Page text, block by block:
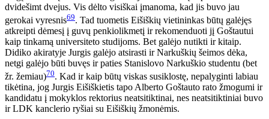
dvidešimt dvejus. Vis dėlto visiškai įmanoma, kad jis buvo jau
gerokai vyresnis69. Tad tuometis Eišiškių vietininkas būtų galėjęs
atkreipti dėmesį į guvų penkiolikmetį ir rekomenduoti jį Goštautui
kaip tinkamą universiteto studijoms. Bet galėjo nutikti ir kitaip.
Didiko akiratyje Jurgis galėjo atsirasti ir Narkuškių šeimos dėka,
netgi galėjo būti buvęs ir paties Stanislovo Narkuškio studentu (bet
žr. žemiau)70. Kad ir kaip būtų viskas susiklostę, nepalyginti labiau
tikėtina, jog Jurgis Eišiškietis tapo Alberto Goštauto rato žmogumi ir
kandidatu į mokyklos rektorius neatsitiktinai, nes neatsitiktiniai buvo
ir LDK kanclerio ryšiai su Eišiškių žmonėmis.